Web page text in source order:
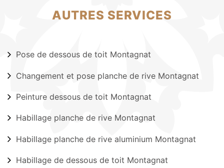
AUTRES SERVICES
Pose de dessous de toit Montagnat
Changement et pose planche de rive Montagnat
Peinture dessous de toit Montagnat
Habillage planche de rive Montagnat
Habillage planche de rive aluminium Montagnat
Habillage de dessous de toit Montagnat